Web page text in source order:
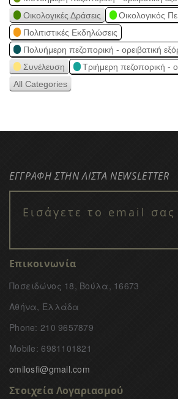
Οικολογικές Δράσεις
Οικολογικός
Πολιτιστικές Εκδηλώσεις
Πολυήμερη πεζοπορική - ορειβατική
Συνέλευση
Τριήμερη πεζοπορική -
All Categories
ΕΓΓΡΑΦΗ ΣΤΗΝ ΛΙΣΤΑ NEWSLETTER
Επικοινωνία
Ποσειδώνος 18, Βούλα, 16673
Αθήνα, Ελλάδα
Phone: 210 9657879
Mobile: 6981101821
omilosfi@gmail.com
Στοιχεία Λογαριασμού